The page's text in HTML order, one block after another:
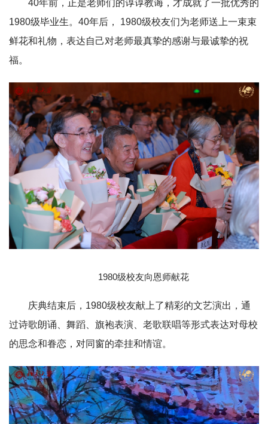
40年前，正是老师们的谆谆教诲，才成就了一批优秀的
1980级毕业生。40年后， 1980级校友们为老师送上一束束
鲜花和礼物，表达自己对老师最真挚的感谢与最诚挚的祝
福。
1980级校友向恩师献花
庆典结束后，1980级校友献上了精彩的文艺演出，通
过诗歌朗诵、舞蹈、旗袍表演、老歌联唱等形式表达对母校
的思念和眷恋，对同窗的牵挂和情谊。